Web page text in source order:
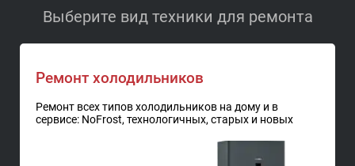
Выберите вид техники для ремонта
Ремонт холодильников
Ремонт всех типов холодильников на дому и в
сервисе: NoFrost, технологичных, старых и новых